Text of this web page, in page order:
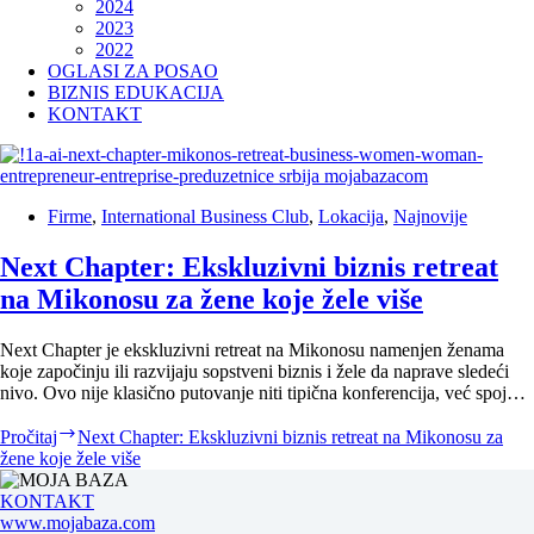
2024
2023
2022
OGLASI ZA POSAO
BIZNIS EDUKACIJA
KONTAKT
Firme, International Business Club, Lokacija, Najnovije
Next Chapter: Ekskluzivni biznis retreat
na Mikonosu za žene koje žele više
Next Chapter je ekskluzivni retreat na Mikonosu namenjen ženama
koje započinju ili razvijaju sopstveni biznis i žele da naprave sledeći
nivo. Ovo nije klasično putovanje niti tipična konferencija, već spoj…
Pročitaj
Next Chapter: Ekskluzivni biznis retreat na Mikonosu za
žene koje žele više
KONTAKT
www.mojabaza.com